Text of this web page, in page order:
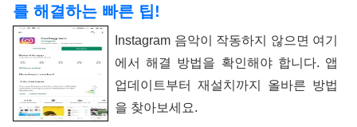
를 해결하는 빠른 팁!
Instagram 음악이 작동하지 않으면 여기
에서 해결 방법을 확인해야 합니다. 앱
업데이트부터 재설치까지 올바른 방법
을 찾아보세요.